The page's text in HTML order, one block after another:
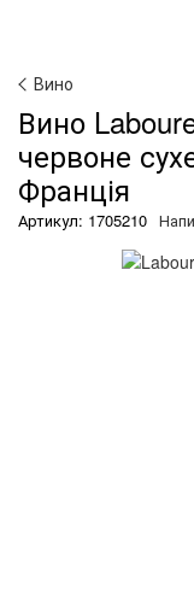
Вино
Вино
червоне
Франція
Артикул: 1705210